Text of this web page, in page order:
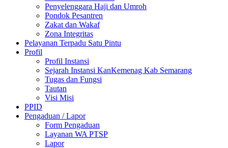
Penyelenggara Haji dan Umroh
Pondok Pesantren
Zakat dan Wakaf
Zona Integritas
Pelayanan Terpadu Satu Pintu
Profil
Profil Instansi
Sejarah Instansi KanKemenag Kab Semarang
Tugas dan Fungsi
Tautan
Visi Misi
PPID
Pengaduan / Lapor
Form Pengaduan
Layanan WA PTSP
Lapor